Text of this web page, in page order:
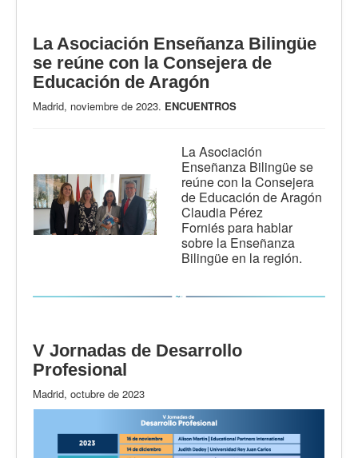
La Asociación Enseñanza Bilingüe
se reúne con la Consejera de
Educación de Aragón
Madrid, noviembre de 2023. ENCUENTROS
La Asociación
Enseñanza Bilingüe se
reúne con la Consejera
de Educación de Aragón
Claudia Pérez
Forniéspara hablar
sobre la Enseñanza
Bilingüeen la región.
V Jornadas de Desarrollo
Profesional
Madrid, octubre de 2023